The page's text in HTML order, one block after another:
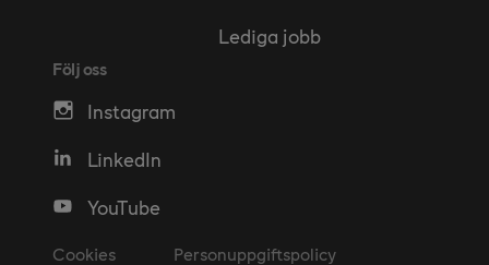
Lediga jobb
Följ oss
Instagram
LinkedIn
YouTube
Cookies Personuppgiftspolicy